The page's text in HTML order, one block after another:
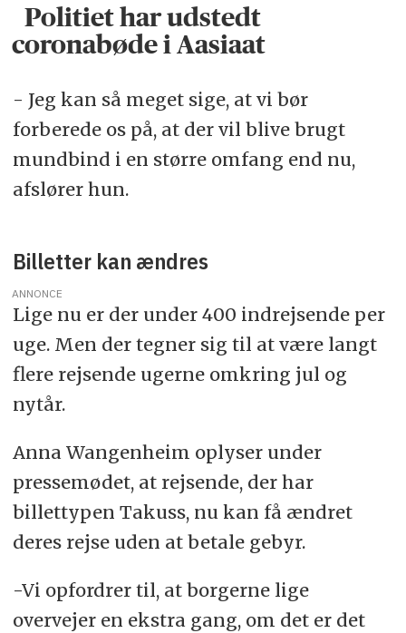
Politiet har udstedt
coronabøde i Aasiaat
- Jeg kan så meget sige, at vi bør
forberede os på, at der vil blive brugt
mundbind i en større omfang end nu,
afslører hun.
Billetter kan ændres
ANNONCE
Lige nu er der under 400 indrejsende per
uge. Men der tegner sig til at være langt
flere rejsende ugerne omkring jul og
nytår.
Anna Wangenheim oplyser under
pressemødet, at rejsende, der har
billettypen Takuss, nu kan få ændret
deres rejse uden at betale gebyr.
-Vi opfordrer til, at borgerne lige
overvejer en ekstra gang, om det er det